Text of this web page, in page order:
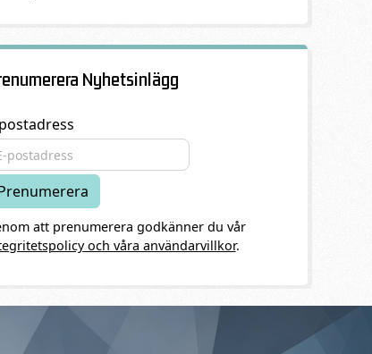
Nyhetsinlägg
att prenumerera godkänner du vår
och våra användarvillkor.